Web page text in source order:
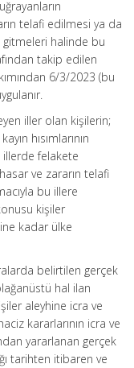
telafi edilmesi ya da
gitmeleri halinde bu
takip edilen
6/3/2023 (bu
iller olan kişilerin;
hısımlarının
illerde felakete
ve zararın telafi
bu illere
kişiler
kadar ülke
belirtilen gerçek
hal ilan
aleyhine icra ve
kararlarının icra ve
yararlanan gerçek
tarihten itibaren ve